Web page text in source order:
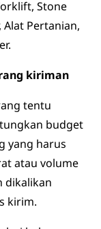
Stone
Alat Pertanian,
kiriman
tentu
budget
yang harus
atau volume
dikalikan
kirim.